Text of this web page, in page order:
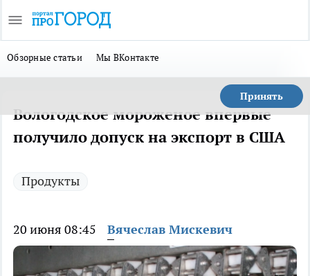
Обзорные статьи Мы ВКонтакте
Принять
Вологодское мороженое впервые
получило допуск на экспорт в США
Продукты
20 июня 08:45 Вячеслав Мискевич